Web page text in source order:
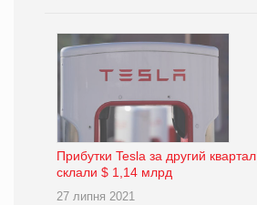
Прибутки Tesla за другий квартал
склали $ 1,14 млрд
27 липня 2021